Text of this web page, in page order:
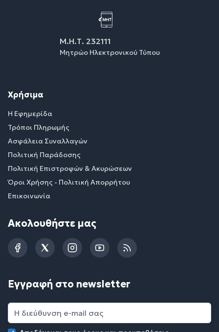
Μ.Η.Τ. 232111
Μητρώο Ηλεκτρονικού Τύπου
Χρήσιμα
Η Εφημερίδα
Τρόποι Πληρωμής
Ασφάλεια Συναλλαγών
Πολιτική Παράδοσης
Πολιτική Επιστροφών & Ακυρώσεων
Όροι Χρήσης - Πολιτική Απορρήτου
Επικοινωνία
Ακολουθήστε μας
FacebookTwitterInstagramYouTubeRSS
Εγγραφή στο newsletter